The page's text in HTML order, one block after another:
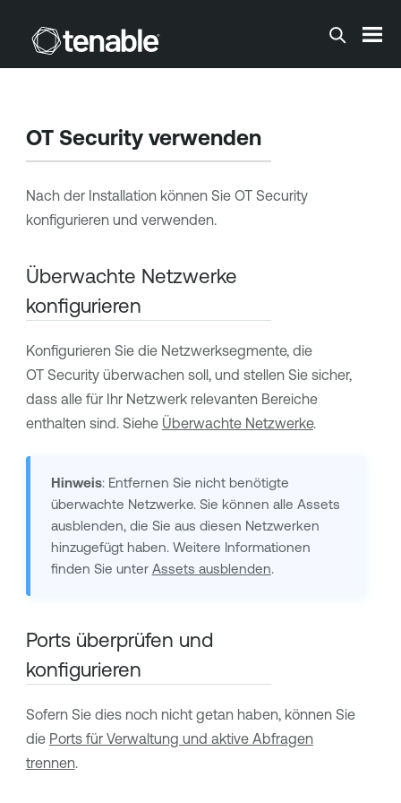
Zum Hauptinhalt springen
OT Securityverwenden
Nach der Installation können Sie OT Security
konfigurieren und verwenden.
Überwachte Netzwerke
konfigurieren
Konfigurieren Sie die Netzwerksegmente, die
OT Securityüberwachen soll, und stellen Sie sicher,
dass alle für Ihr Netzwerk relevanten Bereiche
enthalten sind. Siehe Überwachte Netzwerke.
Hinweis: Entfernen Sie nicht benötigte
überwachte Netzwerke. Sie können alle Assets
ausblenden, die Sie aus diesen Netzwerken
hinzugefügt haben. Weitere Informationen
finden Sie unter Assets ausblenden.
Ports überprüfen und
konfigurieren
Sofern Sie dies noch nicht getan haben, können Sie
die Ports für Verwaltung und aktive Abfragen
trennen.